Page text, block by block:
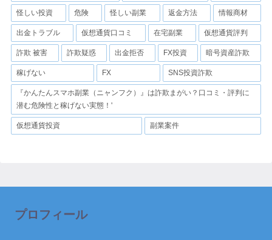
怪しい投資 危険 怪しい副業 返金方法 情報商材
出金トラブル 仮想通貨口コミ 在宅副業 仮想通貨評判
詐欺 被害 詐欺疑惑 出金拒否 FX投資 暗号資産詐欺
稼げない FX SNS投資詐欺
『かんたんスマホ副業（ニャンフク）』は詐欺まがい？口コミ・評判に
潜む危険性と稼げない実態！'
仮想通貨投資 副業案件
プロフィール